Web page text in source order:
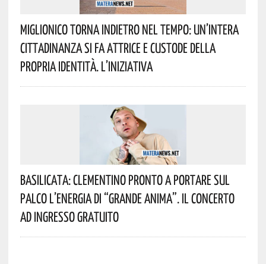
Miglionico Torna Indietro Nel Tempo: Un’intera
Cittadinanza Si Fa Attrice E Custode Della
Propria Identità. L’iniziativa
Basilicata: Clementino Pronto A Portare Sul
Palco L’energia Di “Grande Anima”. Il Concerto
Ad Ingresso Gratuito